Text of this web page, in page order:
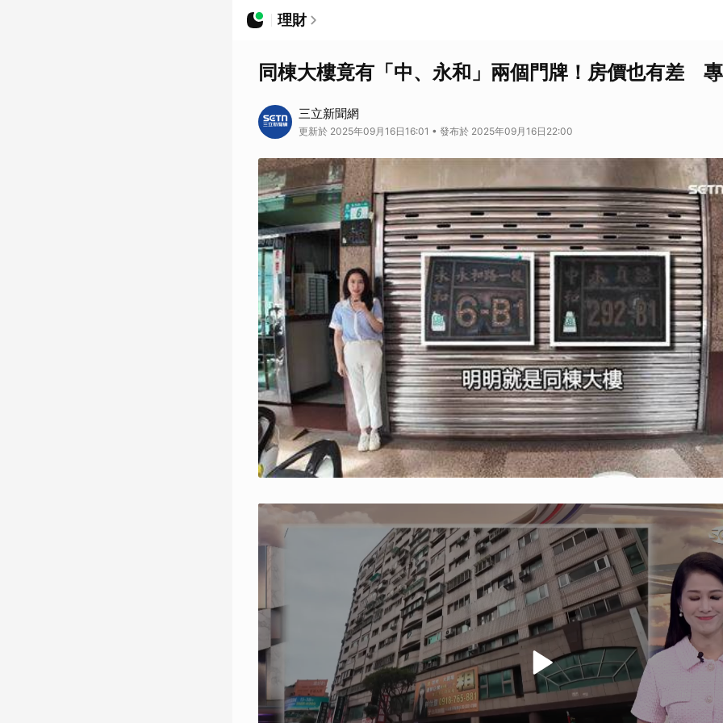
理財
同棟大樓竟有「中、永和」兩個門牌！房價也有差
三立新聞網
更新於 2025年09月16日16:01 • 發布於 2025年09月16日22:00